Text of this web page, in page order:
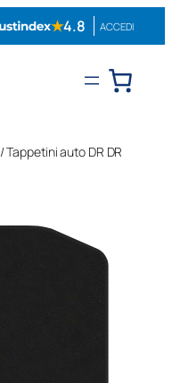
★4.8 ACCEDI
/ Tappetini auto DR DR